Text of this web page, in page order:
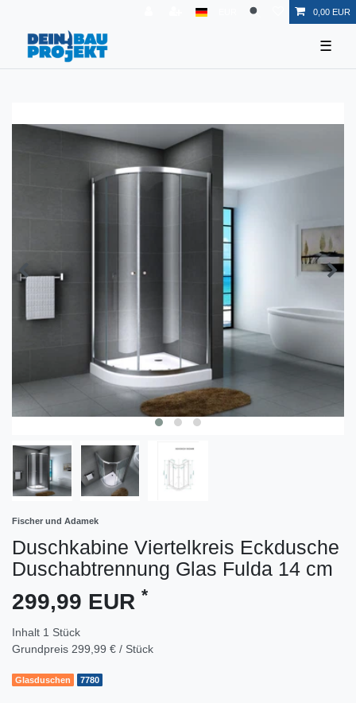
0,00 EUR
☰
Fischer und Adamek
Duschkabine Viertelkreis Eckdusche
Duschabtrennung Glas Fulda 14 cm
299,99 EUR *
Inhalt 1 Stück
Grundpreis 299,99 € / Stück
Glasduschen 7780